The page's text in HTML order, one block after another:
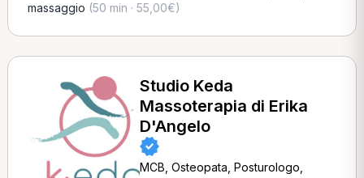
massaggio (50 min · 55,00€)
Studio Keda
Massoterapia di Erika
D'Angelo
MCB, Osteopata, Posturologo,